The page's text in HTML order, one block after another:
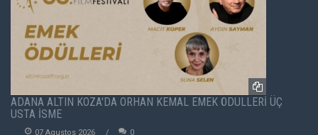
ADANA ALTIN KOZA'DA ORHAN KEMAL EMEK ÖDÜLLERİ ÜÇ
USTA İSME
07 Agustos 2026 0